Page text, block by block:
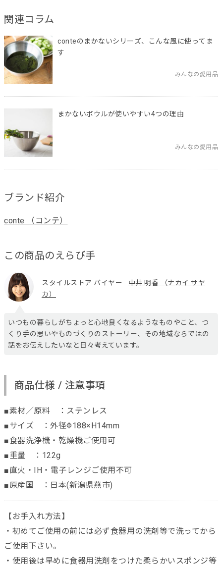
関連コラム
conteのまかないシリーズ、こんな風に使ってま
す
みんなの愛用品
まかないボウルが使いやすい4つの理由
みんなの愛用品
ブランド紹介
conte （コンテ）
この商品のえらび手
スタイルストア バイヤー
中井 明香 （ナカイ サヤ
カ）
いつもの暮らしがちょっと心地良くなるようなものやこと、つ
くり手の思いやものづくりのストーリー、その地域ならではの
話をお伝えしたいなと日々考えています。
商品仕様 / 注意事項
■素材／原料 ：ステンレス
■サイズ ：外径Φ188×H14mm
■食器洗浄機・乾燥機ご使用可
■重量 ：122g
■直火・IH・電子レンジご使用不可
■原産国 ：日本(新潟県燕市)
【お手入れ方法】
・初めてご使用の前には必ず食器用の洗剤等で洗ってから
ご使用下さい。
・使用後は早めに食器用洗剤をつけた柔らかいスポンジ等